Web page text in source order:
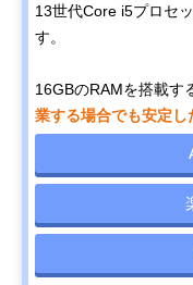
13世代Core i5プロセ
す。
16GBのRAMを搭載す
業する場合でも安定し